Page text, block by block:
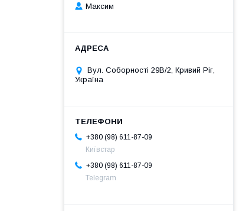
Максим
Вул. Соборності 29В/2, Кривий Ріг,
Україна
+380 (98) 611-87-09
Київстар
+380 (98) 611-87-09
Telegram